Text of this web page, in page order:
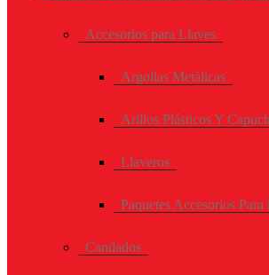
Accesorios para Llaves
Argollas Metálicas
Arillos Plásticos Y
Llaveros
Paquetes Accesorios Para
Candados